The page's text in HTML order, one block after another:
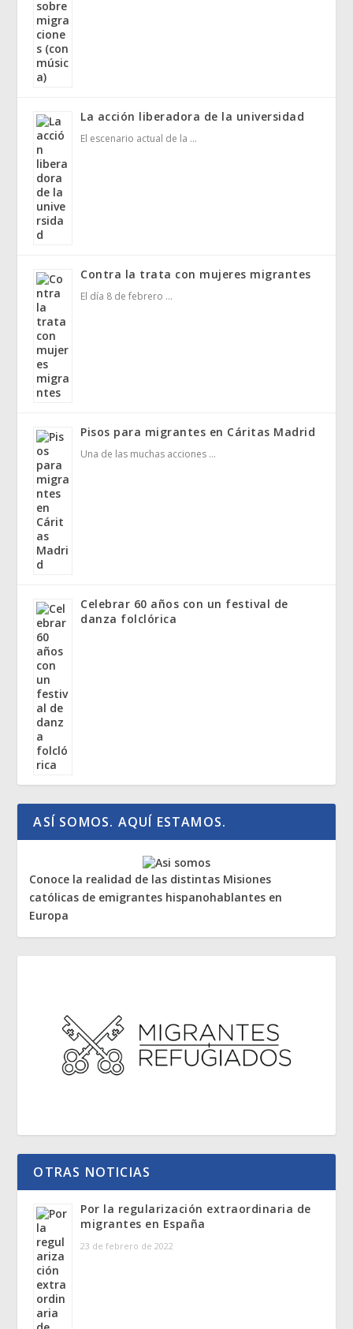
La acción liberadora de la universidad
El escenario actual de la …
Contra la trata con mujeres migrantes
El día 8 de febrero …
Pisos para migrantes en Cáritas Madrid
Una de las muchas acciones …
Celebrar 60 años con un festival de
danza folclórica
ASÍ SOMOS. AQUÍ ESTAMOS.
Conoce la realidad de las distintas Misiones
católicas de emigrantes hispanohablantes en
Europa
OTRAS NOTICIAS
Por la regularización extraordinaria de
migrantes en España
23 de febrero de 2022